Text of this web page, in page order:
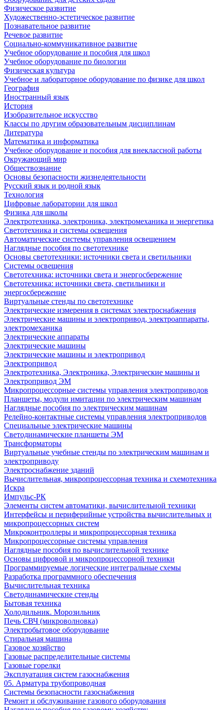
Физическое развитие
Художественно-эстетическое развитие
Познавательное развитие
Речевое развитие
Социально-коммуникативное развитие
Учебное оборудование и пособия для школ
Учебное оборудование по биологии
Физическая культура
Учебное и лабораторное оборудование по физике для школ
География
Иностранный язык
История
Изобразительное искусство
Классы по другим образовательным дисциплинам
Литература
Математика и информатика
Учебное оборудование и пособия для внеклассной работы
Окружающий мир
Обществознание
Основы безопасности жизнедеятельности
Русский язык и родной язык
Технология
Цифровые лаборатории для школ
Физика для школы
Электротехника, электроника, электромеханика и энергетика
Светотехника и системы освещения
Автоматические системы управления освещением
Наглядные пособия по светотехнике
Основы светотехники: источники света и светильники
Системы освещения
Светотехника: источники света и энергосбережение
Светотехника: источники света, светильники и
энергосбережение
Виртуальные стенды по светотехнике
Электрические измерения в системах электроснабжения
Электрические машины и электропривод, электроаппараты,
электромеханика
Электрические аппараты
Электрические машины
Электрические машины и электропривод
Электропривод
Электротехника, Электроника, Электрические машины и
Электропривод ЭМ
Микропроцессорные системы управления электроприводов
Планшеты, модули имитации по электрическим машинам
Наглядные пособия по электрическим машинам
Релейно-контактные системы управления электроприводов
Специальные электрические машины
Светодинамические планшеты ЭМ
Трансформаторы
Виртуальные учебные стенды по электрическим машинам и
электроприводу
Электроснабжение зданий
Вычислительная, микропроцессорная техника и схемотехника
Искра
Импульс-РК
Элементы систем автоматики, вычислительной техники
Интерфейсы и периферийные устройства вычислительных и
микропроцессорных систем
Микроконтроллеры и микропроцессорная техника
Микропроцессорные системы управления
Наглядные пособия по вычислительной технике
Основы цифровой и микропроцессорной техники
Программируемые логические интегральные схемы
Разработка программного обеспечения
Вычислительная техника
Светодинамические стенды
Бытовая техника
Холодильник. Морозильник
Печь СВЧ (микроволновка)
Электробытовое оборудование
Стиральная машина
Газовое хозяйство
Газовые распределительные системы
Газовые горелки
Эксплуатация систем газоснабжения
05. Арматура трубопроводная
Системы безопасности газоснабжения
Ремонт и обслуживание газового оборудования